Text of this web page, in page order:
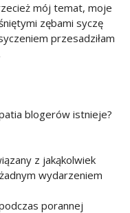
mój temat, moje
zębami syczę
przesadziłam
blogerów istnieje?
z jakąkolwiek
wydarzeniem
porannej